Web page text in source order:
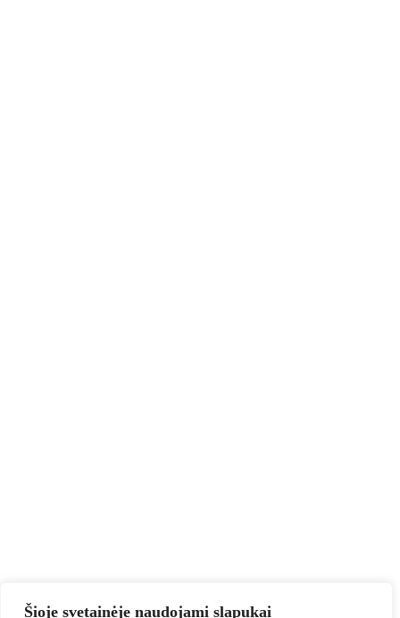
Šioje svetainėje naudojami slapukai